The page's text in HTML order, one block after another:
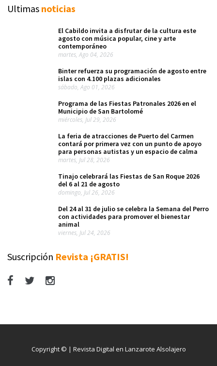
Ultimas noticias
El Cabildo invita a disfrutar de la cultura este
agosto con música popular, cine y arte
contemporáneo
martes, Ago 04, 2026
Binter refuerza su programación de agosto entre
islas con 4.100 plazas adicionales
sábado, Ago 01, 2026
Programa de las Fiestas Patronales 2026 en el
Municipio de San Bartolomé
miércoles, Jul 29, 2026
La feria de atracciones de Puerto del Carmen
contará por primera vez con un punto de apoyo
para personas autistas y un espacio de calma
martes, Jul 28, 2026
Tinajo celebrará las Fiestas de San Roque 2026
del 6 al 21 de agosto
domingo, Jul 26, 2026
Del 24 al 31 de julio se celebra la Semana del Perro
con actividades para promover el bienestar
animal
viernes, Jul 24, 2026
Suscripción Revista ¡GRATIS!
Copyright © | Revista Digital en Lanzarote Alsolajero